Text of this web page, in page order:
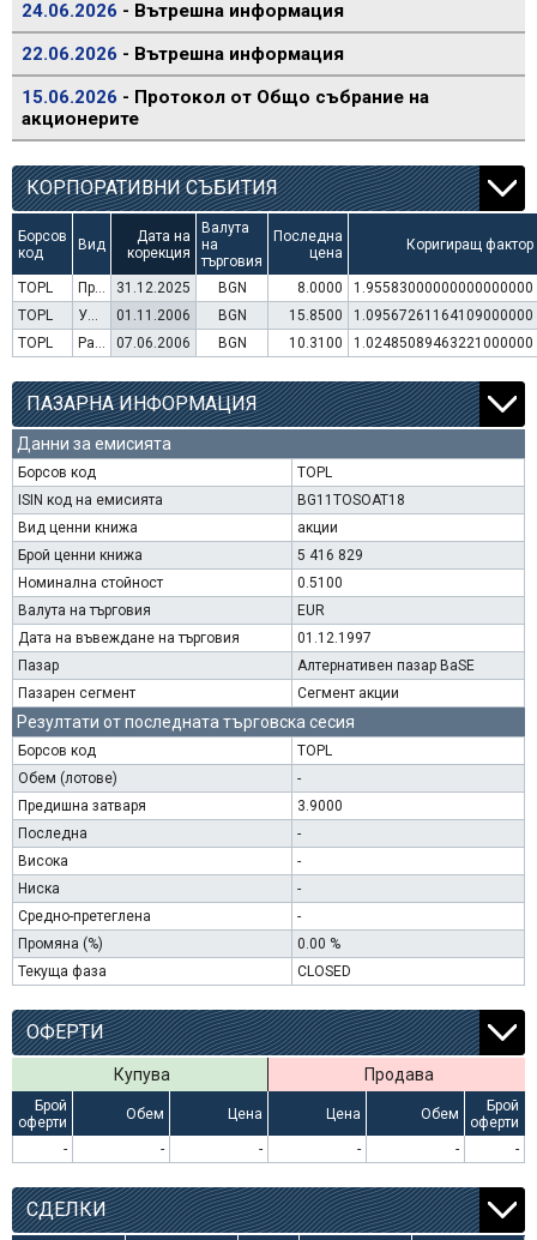
24.06.2026 - Вътрешна информация
22.06.2026 - Вътрешна информация
15.06.2026 - Протокол от Общо събрание на
акционерите
КОРПОРАТИВНИ СЪБИТИЯ
Борсов
код
Вид
Дата на
корекция
Валута
на
търговия
Последна
цена
Коригиращ фактор
TOPL Преминаване към търговия в Евро 31.12.2025 BGN 8.0000
1.95583000000000000000
TOPL
Увеличение на капитал (права) 01.11.2006 BGN 15.8500
1.09567261164109000000
TOPL
Раздаване на дивидент 07.06.2006 BGN 10.3100 1.02485089463221000000
ПАЗАРНА ИНФОРМАЦИЯ
Данни за емисията
Борсов код
TOPL
ISIN код на емисията
BG11TOSOAT18
Вид ценни книжа
акции
Брой ценни книжа
5 416 829
Номинална стойност
0.5100
Валута на търговия
EUR
Дата на въвеждане на търговия
01.12.1997
Пазар
Алтернативен пазар BaSE
Пазарен сегмент
Сегмент акции
Резултати от последната търговска сесия
Борсов код
TOPL
Обем (лотове)
-
Предишна затваря
3.9000
Последна
-
Висока
-
Ниска
-
Средно-претеглена
-
Промяна (%)
0.00 %
Текуща фаза
CLOSED
ОФЕРТИ
Купува Продава
Брой
оферти
Обем Цена Цена Обем
Брой
оферти
-
- - - - -
СДЕЛКИ